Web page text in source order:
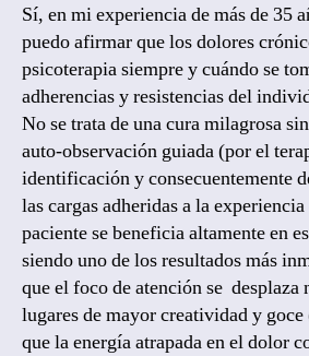
Sí, en mi experiencia de más de 35
puedo afirmar que los dolores
psicoterapia siempre y cuándo se
adherencias y resistencias del
No se trata de una cura milagrosa
auto-observación guiada (por el
identificación y consecuentemente
las cargas adheridas a la
paciente se beneficia altamente en
siendo uno de los resultados más
que el foco de atención se desplaza
lugares de mayor creatividad y
que la energía atrapada en el dolor